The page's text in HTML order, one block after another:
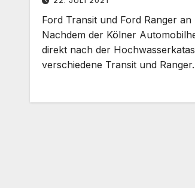
Ford Transit und Ford Ranger an
Nachdem der Kölner
direkt nach der
verschiedene Transit und